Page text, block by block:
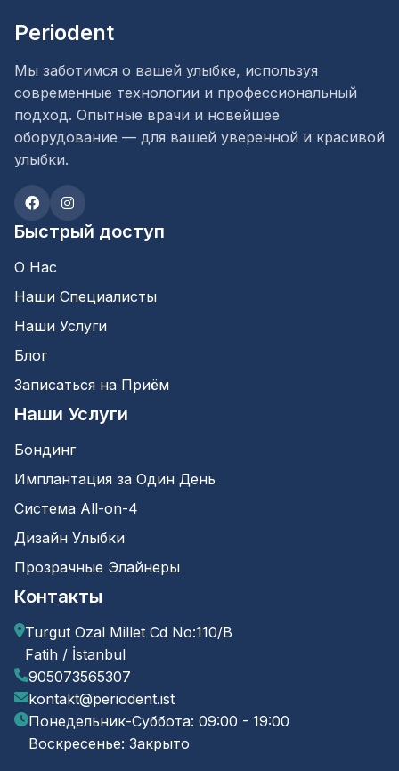
Periodent
Мы заботимся о вашей улыбке, используя
современные технологии и профессиональный
подход. Опытные врачи и новейшее
оборудование — для вашей уверенной и красивой
улыбки.
Быстрый доступ
О Нас
Наши Специалисты
Наши Услуги
Блог
Записаться на Приём
Наши Услуги
Бондинг
Имплантация за Один День
Система All-on-4
Дизайн Улыбки
Прозрачные Элайнеры
Контакты
Turgut Ozal Millet Cd No:110/B
Fatih / İstanbul
905073565307
kontakt@periodent.ist
Понедельник-Суббота: 09:00 - 19:00
Воскресенье: Закрыто